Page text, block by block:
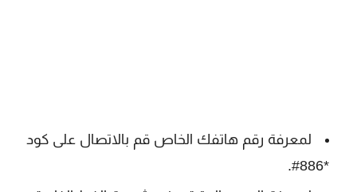
لمعرفة رقم هاتفك الخاص قم بالاتصال على كود
*886#.